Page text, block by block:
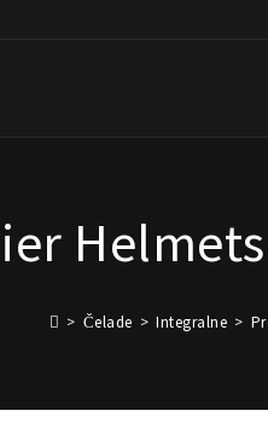
> Čelade > Integralne >